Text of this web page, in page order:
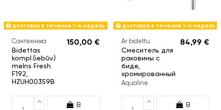
доставка в течение 1-4 недель
Сантехника
Bidettas
kompl.(iebūv.)
melns Fresh
F192,
HZUH00359B
150,00 €
В
доставка в течение 1-4 недель
Ar bidettu
Смеситель для
раковины с
биде,
хромированный
Aqualine
84,99 €
В